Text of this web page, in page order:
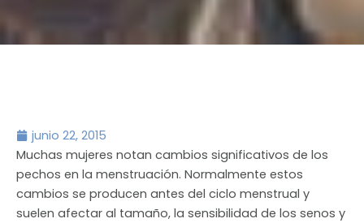
junio 22, 2015
Muchas mujeres notan cambios significativos de los
pechos en la menstruación. Normalmente estos
cambios se producen antes del ciclo menstrual y
suelen afectar al tamaño, la sensibilidad de los senos y